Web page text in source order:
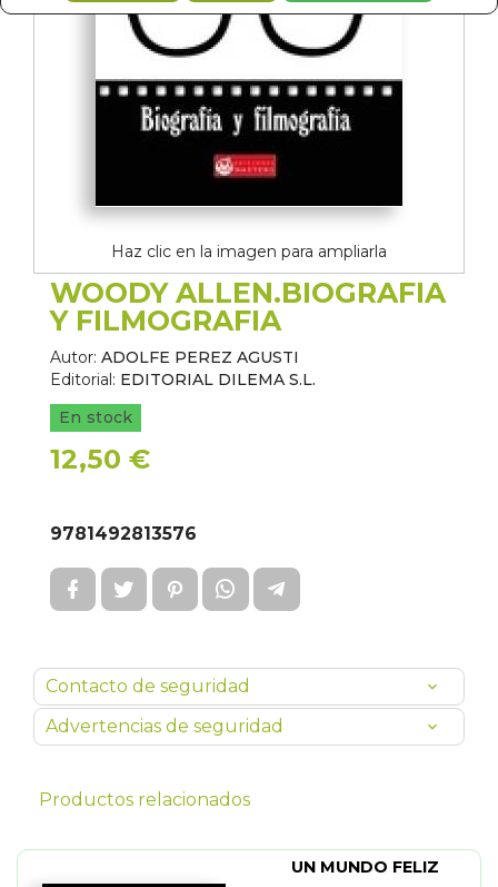
Haz clic en la imagen para ampliarla
WOODY ALLEN.BIOGRAFIA
Y FILMOGRAFIA
Autor: ADOLFE PEREZ AGUSTI
Editorial: EDITORIAL DILEMA S.L.
En stock
12,50 €
9781492813576
Contacto de seguridad
Advertencias de seguridad
Productos relacionados
UN MUNDO FELIZ